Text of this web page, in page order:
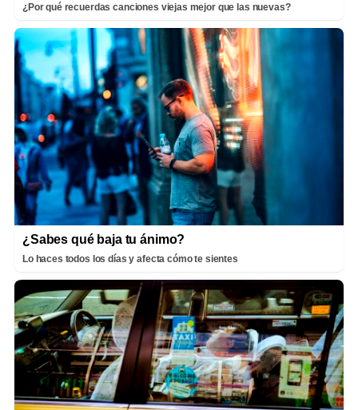
¿Por qué recuerdas canciones viejas mejor que las nuevas?
¿Sabes qué baja tu ánimo?
Lo haces todos los días y afecta cómo te sientes